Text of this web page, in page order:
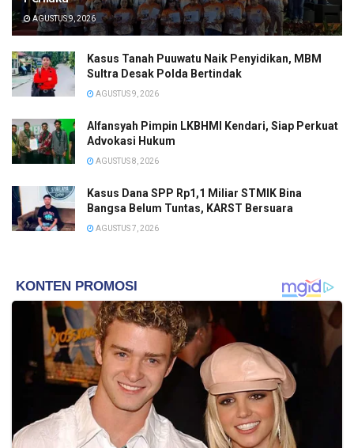
AGUSTUS 9, 2026
Kasus Tanah Puuwatu Naik Penyidikan, MBM
Sultra Desak Polda Bertindak
AGUSTUS 9, 2026
Alfansyah Pimpin LKBHMI Kendari, Siap Perkuat
Advokasi Hukum
AGUSTUS 8, 2026
Kasus Dana SPP Rp1,1 Miliar STMIK Bina
Bangsa Belum Tuntas, KARST Bersuara
AGUSTUS 7, 2026